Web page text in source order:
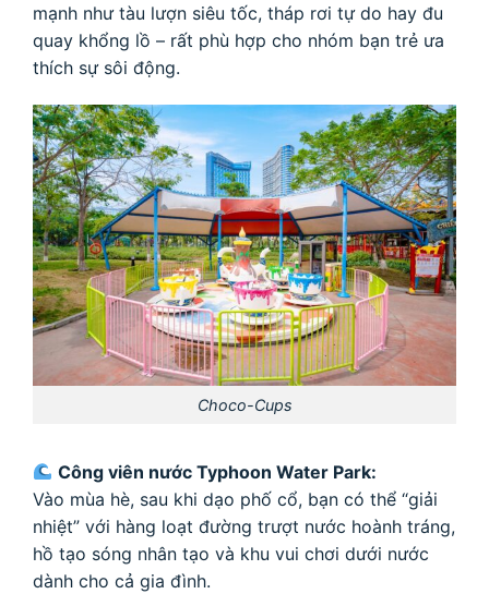
mạnh như tàu lượn siêu tốc, tháp rơi tự do hay đu
quay khổng lồ – rất phù hợp cho nhóm bạn trẻ ưa
thích sự sôi động.
Choco-Cups
Công viên nước Typhoon Water Park:
Vào mùa hè, sau khi dạo phố cổ, bạn có thể “giải
nhiệt” với hàng loạt đường trượt nước hoành tráng,
hồ tạo sóng nhân tạo và khu vui chơi dưới nước
dành cho cả gia đình.